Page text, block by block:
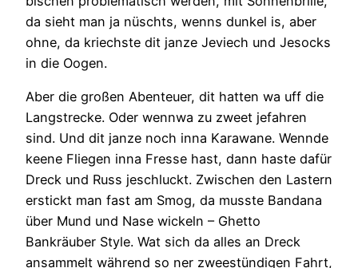
da sieht man ja nüschts, wenns dunkel is, aber
ohne, da kriechste dit janze Jeviech und Jesocks
in die Oogen.
Aber die großen Abenteuer, dit hatten wa uff die
Langstrecke. Oder wennwa zu zweet jefahren
sind. Und dit janze noch inna Karawane. Wennde
keene Fliegen inna Fresse hast, dann haste dafür
Dreck und Russ jeschluckt. Zwischen den Lastern
erstickt man fast am Smog, da musste Bandana
über Mund und Nase wickeln – Ghetto
Bankräuber Style. Wat sich da alles an Dreck
ansammelt während so ner zweestündigen Fahrt,